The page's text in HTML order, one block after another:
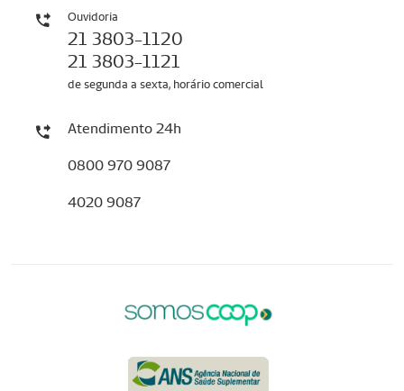
Ouvidoria
21 3803-1120
21 3803-1121
de segunda a sexta, horário comercial
Atendimento 24h
0800 970 9087
4020 9087